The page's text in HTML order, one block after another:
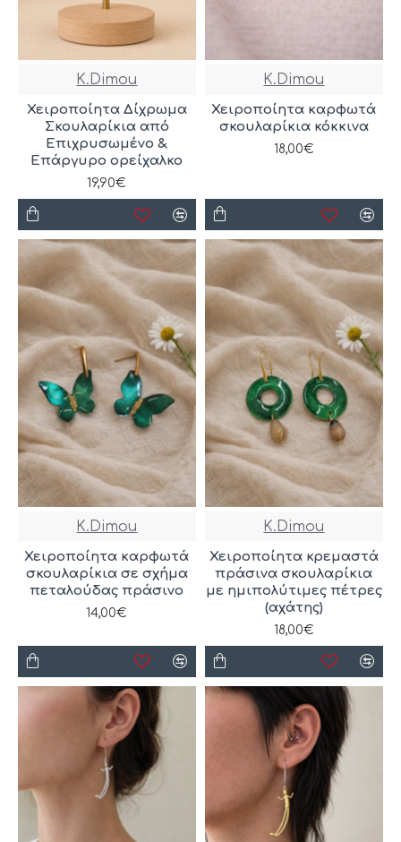
K.Dimou
Χειροποίητα Δίχρωμα
Σκουλαρίκια από
Επιχρυσωμένο &
Επάργυρο ορείχαλκο
19,90€
K.Dimou
Χειροποίητα καρφωτά
σκουλαρίκια κόκκινα
18,00€
K.Dimou
Χειροποίητα καρφωτά
σκουλαρίκια σε σχήμα
πεταλούδας πράσινο
14,00€
K.Dimou
Χειροποίητα κρεμαστά
πράσινα σκουλαρίκια
με ημιπολύτιμες πέτρες
(αχάτης)
18,00€